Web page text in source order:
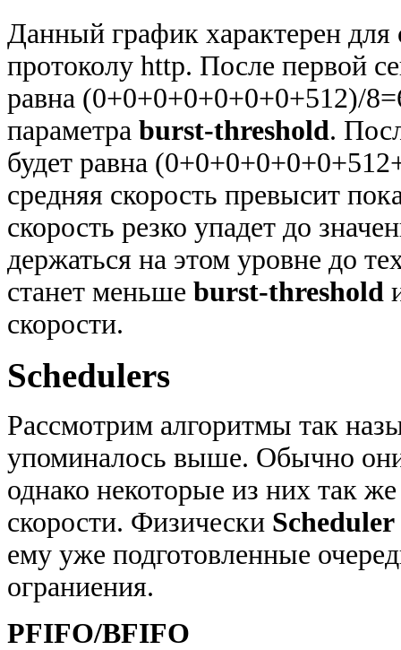
Данный график характерен для
протоколу http. После первой
равна (0+0+0+0+0+0+0+512)/
параметра burst-threshold.
будет равна
средняя скорость превысит
скорость резко упадет до
держаться на этом уровне до
станет меньше burst-threshold
скорости.
Schedulers
Рассмотрим алгоритмы так
упоминалось выше. Обычно
однако некоторые из них так
скорости. Физически Scheduler
ему уже подготовленные
ограниения.
PFIFO/BFIFO